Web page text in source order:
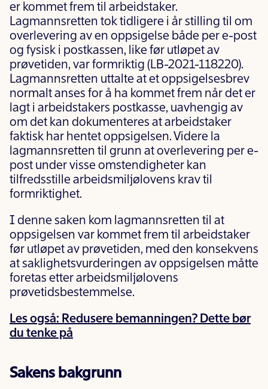
er kommet frem til arbeidstaker.
Lagmannsretten tok tidligere i år stilling til om
overlevering av en oppsigelse både per e-post
og fysisk i postkassen, like før utløpet av
prøvetiden, var formriktig (LB-2021-118220).
Lagmannsretten uttalte at et oppsigelsesbrev
normalt anses for å ha kommet frem når det er
lagt i arbeidstakers postkasse, uavhengig av
om det kan dokumenteres at arbeidstaker
faktisk har hentet oppsigelsen. Videre la
lagmannsretten til grunn at overlevering per e-
post under visse omstendigheter kan
tilfredsstille arbeidsmiljølovens krav til
formriktighet.
I denne saken kom lagmannsretten til at
oppsigelsen var kommet frem til arbeidstaker
før utløpet av prøvetiden, med den konsekvens
at saklighetsvurderingen av oppsigelsen måtte
foretas etter arbeidsmiljølovens
prøvetidsbestemmelse.
Les også: Redusere bemanningen? Dette bør
du tenke på
Sakens bakgrunn